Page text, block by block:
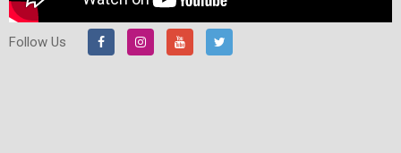
Follow Us